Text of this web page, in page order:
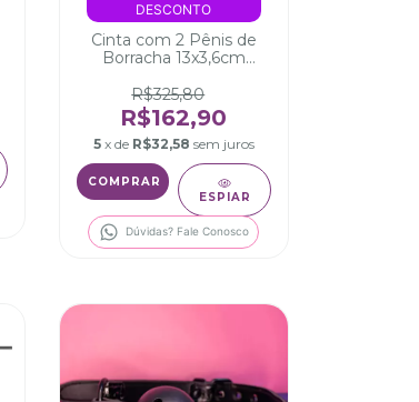
DESCONTO
Cinta com 2 Pênis de
Borracha 13x3,6cm
R$325,80
R$162,90
5 x de R$32,58 sem juros
ESPIAR
Dúvidas? Fale Conosco